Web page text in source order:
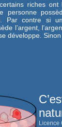
riches
personne
Par contre si
l’argent,
développe. Sinon
Licence